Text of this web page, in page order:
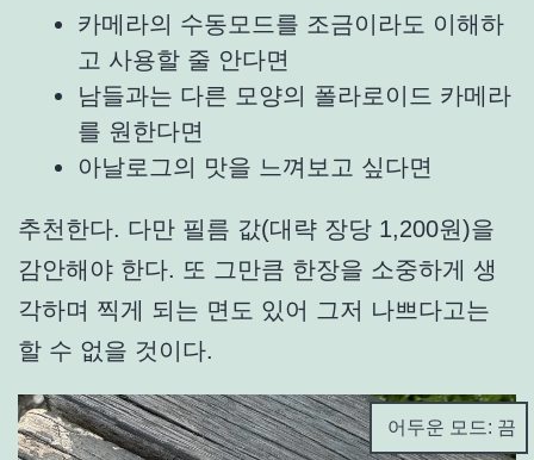
카메라의 수동모드를 조금이라도 이해하
고 사용할 줄 안다면
남들과는 다른 모양의 폴라로이드 카메라
를 원한다면
아날로그의 맛을 느껴보고 싶다면
추천한다. 다만 필름 값(대략 장당 1,200원)을
감안해야 한다. 또 그만큼 한장을 소중하게 생
각하며 찍게 되는 면도 있어 그저 나쁘다고는
할 수 없을 것이다.
어두운 모드: 끔